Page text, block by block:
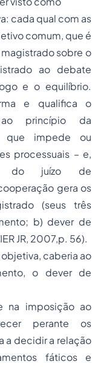
cada qual com as
comum, que é
sobre o
ao debate
e o equilíbrio.
e qualifica o
princípio da
que impede ou
processuais – e,
do juízo de
gera os
(seus três
b) dever de
JR, 2007,p. 56).
caberia ao
o dever de
na imposição ao
perante os
a decidir a relação
fáticos e